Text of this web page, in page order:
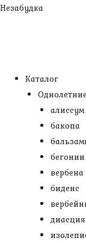
Перейти
Незабудка
Каталог
алиссум
бакопа
бегонии
вербена
биденс
диасция